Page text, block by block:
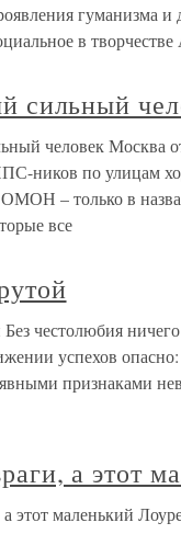
гуманизма
в
сильный
человек Москва
ников по улицам
– только в
все
честолюбия
успехов
признаками
а этот
этот маленький